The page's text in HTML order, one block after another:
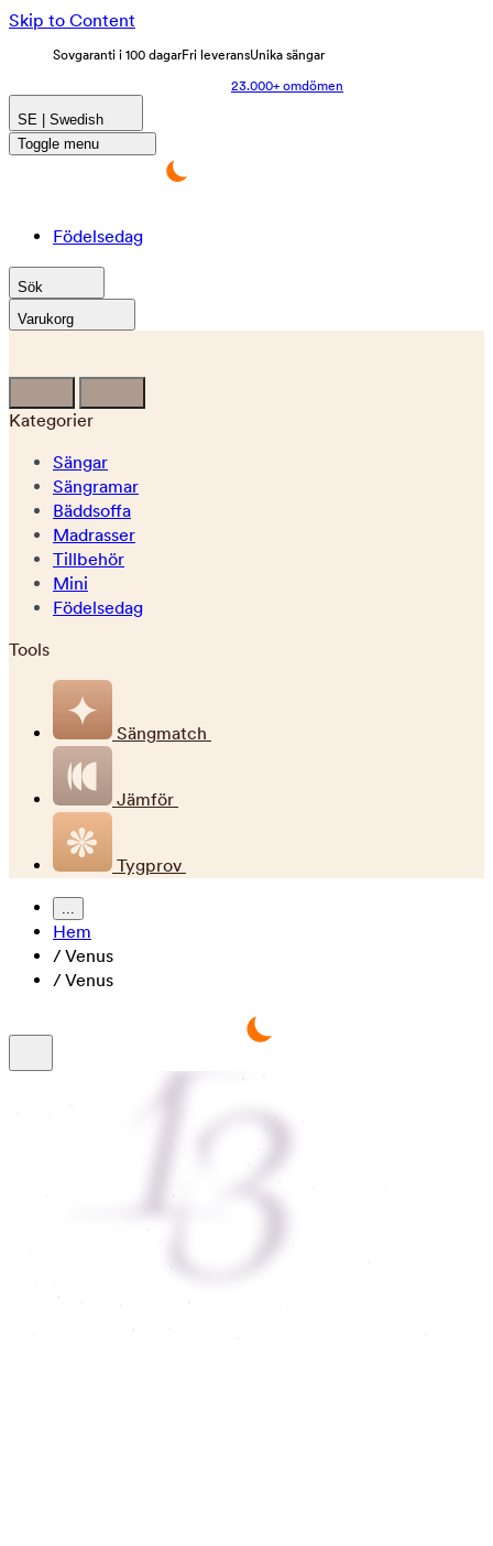
Skip to Content
Sovgaranti i 100 dagarFri leveransUnika sängar
23.000+ omdömen
SE | Swedish
Toggle menu
Födelsedag
Sök
Varukorg
Kategorier
Sängar
Sängramar
Bäddsoffa
Madrasser
Tillbehör
Mini
Födelsedag
Tools
Sängmatch
Jämför
Tygprov
...
Hem
/Venus
/Venus